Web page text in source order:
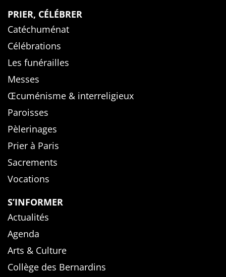
PRIER, CÉLÉBRER
Catéchuménat
Célébrations
Les funérailles
Messes
Œcuménisme & interreligieux
Paroisses
Pèlerinages
Prier à Paris
Sacrements
Vocations
S’INFORMER
Actualités
Agenda
Arts & Culture
Collège des Bernardins